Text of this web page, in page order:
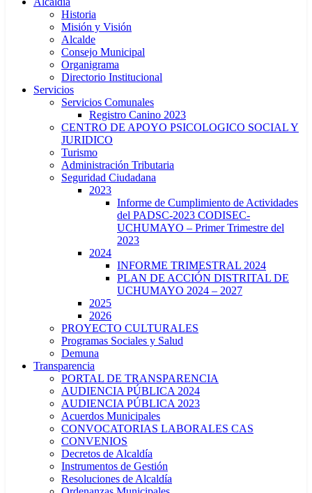
Historia
Misión y Visión
Alcalde
Consejo Municipal
Organigrama
Directorio Institucional
Servicios
Servicios Comunales
Registro Canino 2023
CENTRO DE APOYO PSICOLOGICO SOCIAL Y
JURIDICO
Turismo
Administración Tributaria
Seguridad Ciudadana
2023
Informe de Cumplimiento de Actividades
del PADSC-2023 CODISEC-
UCHUMAYO – Primer Trimestre del
2023
2024
INFORME TRIMESTRAL 2024
PLAN DE ACCIÓN DISTRITAL DE
UCHUMAYO 2024 – 2027
2025
2026
PROYECTO CULTURALES
Programas Sociales y Salud
Demuna
Transparencia
PORTAL DE TRANSPARENCIA
AUDIENCIA PÚBLICA 2024
AUDIENCIA PÚBLICA 2023
Acuerdos Municipales
CONVOCATORIAS LABORALES CAS
CONVENIOS
Decretos de Alcaldía
Instrumentos de Gestión
Resoluciones de Alcaldía